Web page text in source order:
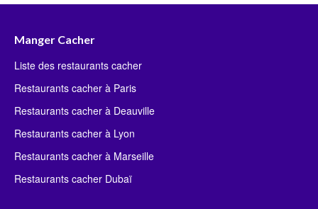
Manger Cacher
Liste des restaurants cacher
Restaurants cacher à Paris
Restaurants cacher à Deauville
Restaurants cacher à Lyon
Restaurants cacher à Marseille
Restaurants cacher Dubaï